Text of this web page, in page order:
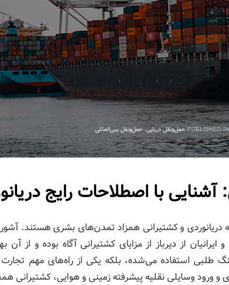
PUBLISHED IN حمل‌ونقل دریایی,حمل‌ونقل بین‌المللی
آشنایی با اصطلاحات رایج
دریانوردی و کشتیرانی همزاد تمدن‌های بشری هستند.
و ایرانیان از دیرباز از مزایای کشتیرانی آگاه بوده و
طلبی استفاده می‌شده، بلکه یکی از راه‌های مهم
و ورود وسایلی نقلیه پیشرفته زمینی و هوایی، کشتیرانی